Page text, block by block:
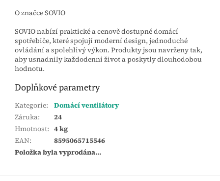
O značce SOVIO
SOVIO nabízí praktické a cenově dostupné domácí
spotřebiče, které spojují moderní design, jednoduché
ovládání a spolehlivý výkon. Produkty jsou navrženy tak,
aby usnadnily každodenní život a poskytly dlouhodobou
hodnotu.
Doplňkové parametry
Kategorie:
Domácí ventilátory
Záruka:
24
Hmotnost: 4 kg
EAN:
8595065715546
Položka byla vyprodána…